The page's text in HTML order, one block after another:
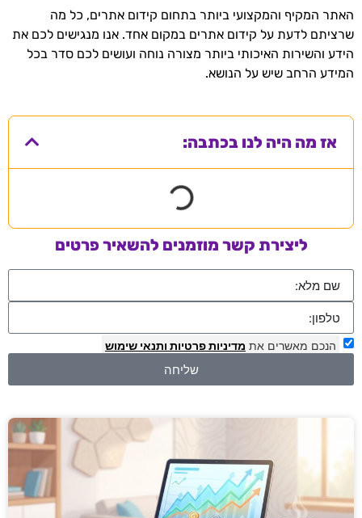
האתר המקיף והמקצועי ביותר בתחום קידום אתרים, כל מה
שרציתם לדעת על קידום אתרים במקום אחד. אנו מנגישים לכם את
הידע והשירות האיכותי ביותר מצורה נוחה ועושים לכם סדר בכל
המידע הרחב שיש על הנושא.
אז מה היה לנו בכתבה:
ליצירת קשר מוזמנים להשאיר פרטים
הנכם מאשרים את מדיניות פרטיות ותנאי שימוש
שליחה